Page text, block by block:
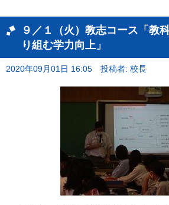
９／１（火）教志コース「教
り組む学力向上」
2020年09月01日 16:05 投稿者: 校長